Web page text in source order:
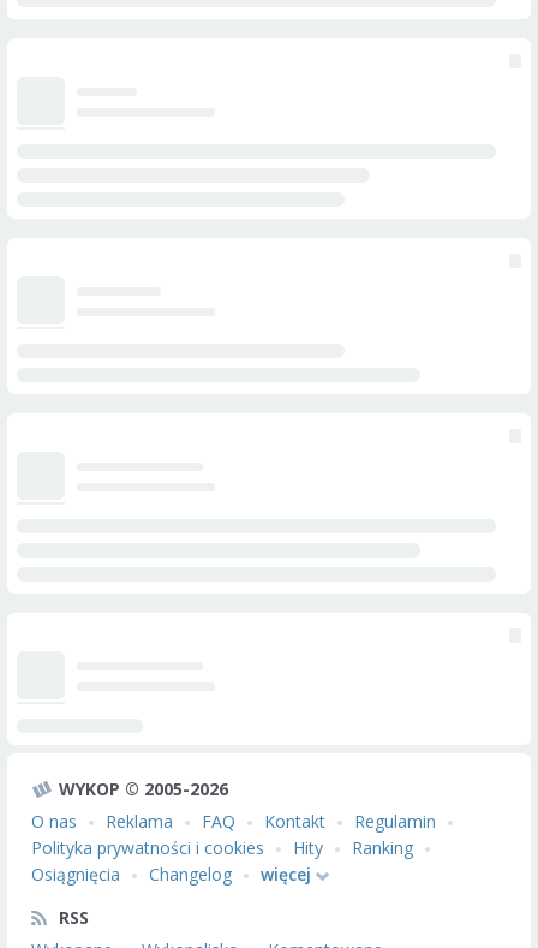
WYKOP © 2005-2026
O nas
Reklama FAQ Kontakt
Regulamin
Polityka prywatności i cookies
Hity
Ranking
Osiągnięcia
Changelog
więcej
RSS